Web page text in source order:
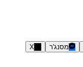
מסנג'ר X